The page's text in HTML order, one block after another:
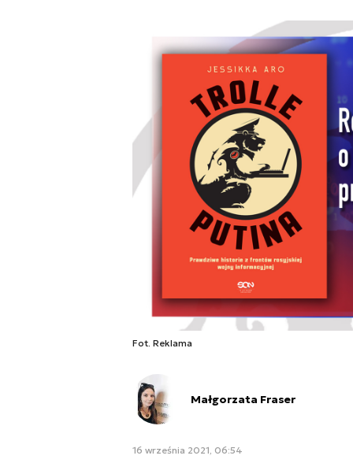
Fot. Reklama
Małgorzata Fraser
16 września 2021, 06:54